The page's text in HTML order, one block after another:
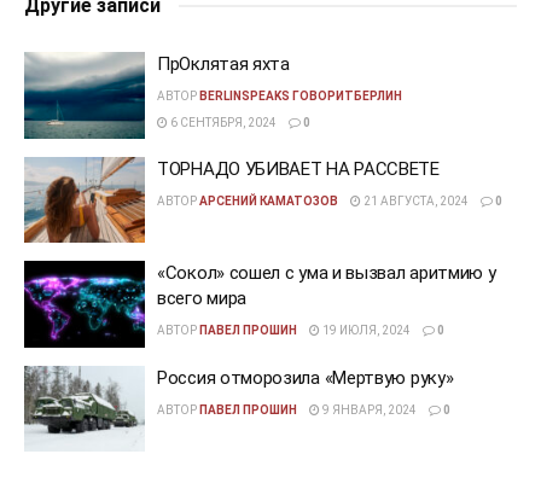
Другие записи
ПрОклятая яхта
АВТОР BERLINSPEAKS ГОВОРИТБЕРЛИН
6 СЕНТЯБРЯ, 2024
0
ТОРНАДО УБИВАЕТ НА РАССВЕТЕ
АВТОРАРСЕНИЙ КАМАТОЗОВ 21 АВГУСТА, 2024 0
«Сокол» сошел с ума и вызвал аритмию у
всего мира
АВТОР ПАВЕЛ ПРОШИН 19 ИЮЛЯ, 2024 0
Россия отморозила «Мертвую руку»
АВТОР ПАВЕЛ ПРОШИН 9 ЯНВАРЯ, 2024 0